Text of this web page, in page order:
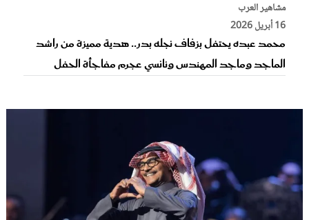
مشاهير العرب
16 أبريل 2026
محمد عبده يحتفل بزفاف نجله بدر.. هدية مميزة من راشد
الماجد وماجد المهندس ونانسي عجرم مفاجأة الحفل